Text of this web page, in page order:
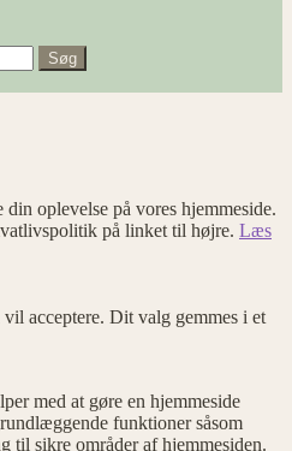
Søg
oplevelse på vores hjemmeside.
på linket til højre. Læs
acceptere. Dit valg gemmes i et
med at gøre en hjemmeside
funktioner såsom
til sikre områder af hjemmesiden.